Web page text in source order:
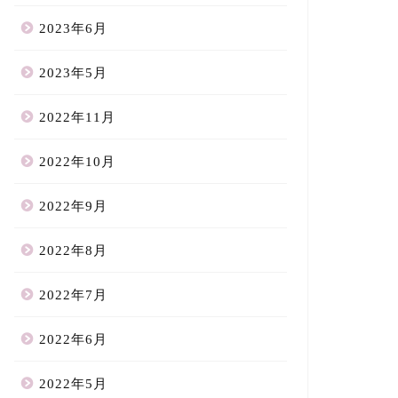
2023年6月
2023年5月
2022年11月
2022年10月
2022年9月
2022年8月
2022年7月
2022年6月
2022年5月